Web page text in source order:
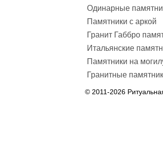
Одинарные
Памятники с аркой
Гранит Габбро
Итальянские
Памятники на
Гранитные
© 2011-2026